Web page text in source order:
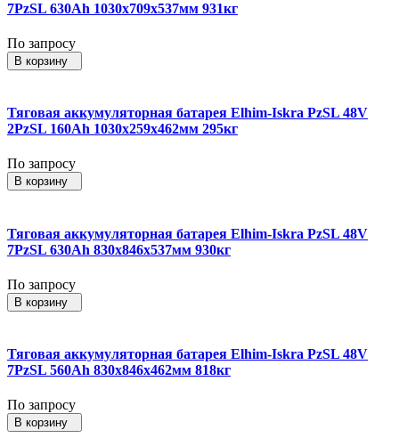
7PzSL 630Ah 1030x709x537мм 931кг
По запросу
В корзину
Тяговая аккумуляторная батарея Elhim-Iskra PzSL 48V
2PzSL 160Ah 1030x259x462мм 295кг
По запросу
В корзину
Тяговая аккумуляторная батарея Elhim-Iskra PzSL 48V
7PzSL 630Ah 830x846x537мм 930кг
По запросу
В корзину
Тяговая аккумуляторная батарея Elhim-Iskra PzSL 48V
7PzSL 560Ah 830x846x462мм 818кг
По запросу
В корзину